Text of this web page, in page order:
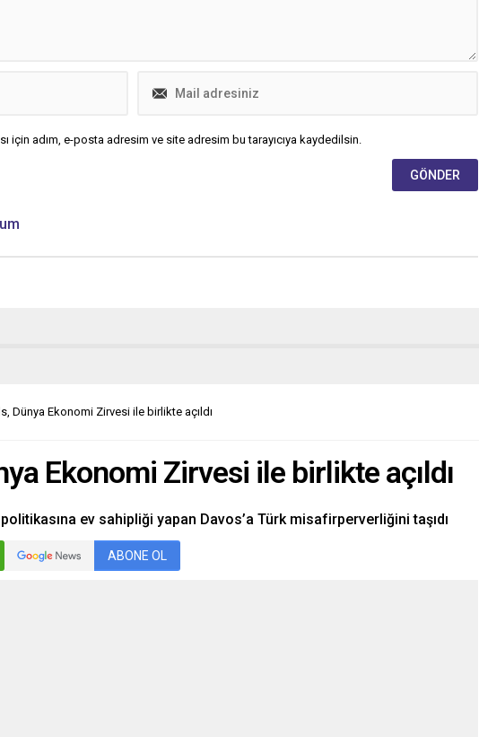
için adım, e-posta adresim ve site adresim bu tarayıcıya kaydedilsin.
Dünya Ekonomi Zirvesi ile birlikte açıldı
Ekonomi Zirvesi ile birlikte açıldı
ev sahipliği yapan Davos’a Türk misafirperverliğini taşıdı
ABONE OL